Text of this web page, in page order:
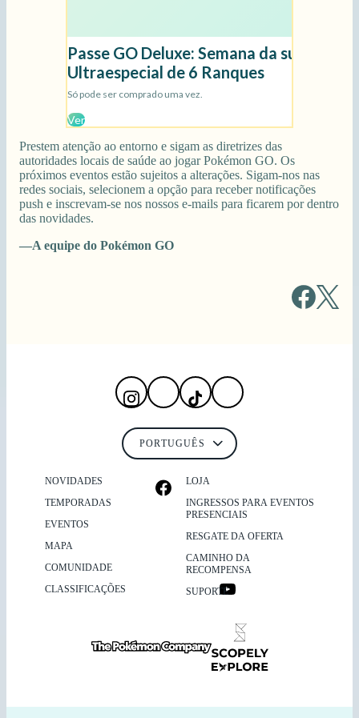
Prestem atenção ao entorno e sigam as diretrizes das
autoridades locais de saúde ao jogar Pokémon GO. Os
próximos eventos estão sujeitos a alterações. Sigam-nos nas
redes sociais, selecionem a opção para receber notificações
push e inscrevam-se nos nossos e-mails para ficarem por dentro
das novidades.
—A equipe do Pokémon GO
NOVIDADES
TEMPORADAS
EVENTOS
MAPA
COMUNIDADE
CLASSIFICAÇÕES
LOJA
INGRESSOS PARA EVENTOS
PRESENCIAIS
RESGATE DA OFERTA
CAMINHO DA
RECOMPENSA
SUPORTE